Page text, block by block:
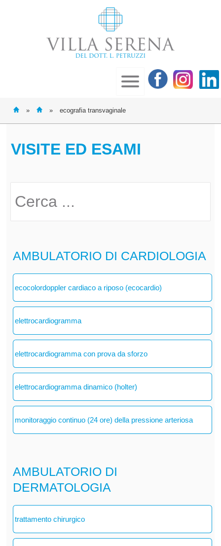
» » ecografia transvaginale
VISITE ED ESAMI
AMBULATORIO DI CARDIOLOGIA
ecocolordoppler cardiaco a riposo (ecocardio)
elettrocardiogramma
elettrocardiogramma con prova da sforzo
elettrocardiogramma dinamico (holter)
monitoraggio continuo (24 ore) della pressione arteriosa
AMBULATORIO DI
DERMATOLOGIA
trattamento chirurgico